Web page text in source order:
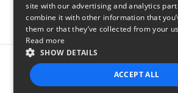
Report this
site with our advertising and analytics
combine it with other information that
them or that they’ve collected from your
Read more
SHOW DETAILS
ACCEPT ALL